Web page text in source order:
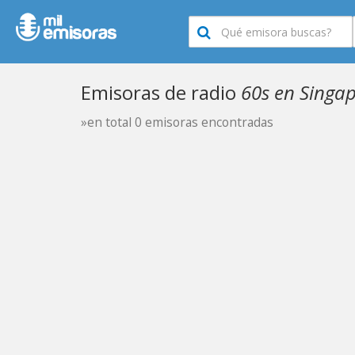
Emisoras de radio 60s en
»en total 0 emisoras encontradas